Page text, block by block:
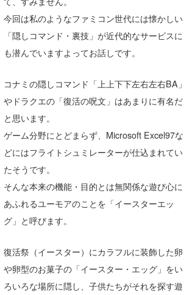
今回は私のようなファミコン世代には懐かしい
「隠しコマンド・裏技」が近代的なサービスに
も潜んでいますよってお話しです。
コナミの隠しコマンド「上上下下左右左右BA」
やドラクエの「復活の呪文」はあまりに有名だ
と思います。
ゲーム分野にとどまらず、Microsoft Excel97な
どにはフライトシュミレーターが仕込まれてい
たそうです。
そんな本来の機能・目的とは無関係な遊び心に
あふれるユーモアのことを「イースターエッ
グ」と呼びます。
復活祭（イースター）にカラフルに装飾した卵
や卵型のお菓子の「イースター・エッグ」をい
ろいろな場所に隠し、子供たちがそれを探す遊
ライター/寄稿メディア
Naoya Kimoto
mitsuteru Kamio
Yasunari Inoue
Yoshiyuki Obata
arukasvision
DELTA FORCE SURF
CBA Films
熊谷素子
メディア
SURFMEDIA
Colors MAGAZINE
WAVAL
波伝説アンバサダー/プロライダー
福島寿実子
中浦“JET”章
嵯峨明日香
進士剛光
田原啓江
植村未来
波伝説スタッフ
☆加藤
+☆maki☆+
Aichan
chan-U
ECE
波伝説